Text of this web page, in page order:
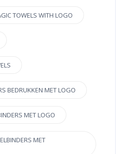
TOWELS WITH LOGO
BEDRUKKEN MET LOGO
MET LOGO
MET